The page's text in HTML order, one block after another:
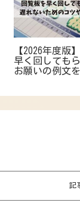
【2026年度版
早く回しても
お願いの例文
記